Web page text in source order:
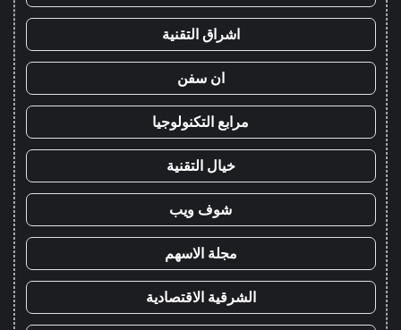
اشراق التقنية
ان سفن
مرابع التكنولوجيا
خيال التقنية
شوف ويب
مجلة الاسهم
الشرقية الاقتصادية